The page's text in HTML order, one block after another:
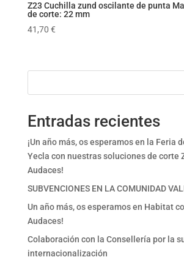
Z23 Cuchilla zund oscilante de punta
de corte: 22 mm
41,70 €
Entradas recientes
¡Un año más, os esperamos en la Feria
Yecla con nuestras soluciones de corte
Audaces!
SUBVENCIONES EN LA COMUNIDAD
Un año más, os esperamos en Habitat
Audaces!
Colaboración con la Consellería por la
internacionalización